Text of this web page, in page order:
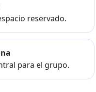
reservado.
para el grupo.